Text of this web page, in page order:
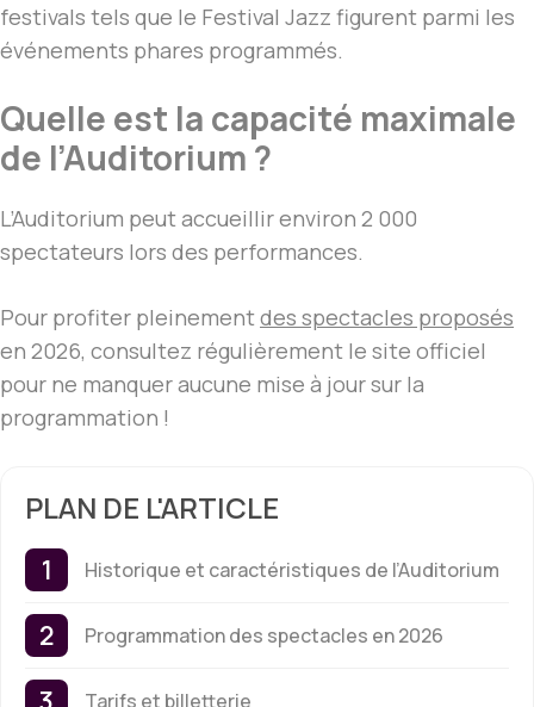
festivals tels que le Festival Jazz figurent parmi les
événements phares programmés.
Quelle est la capacité maximale
de l’Auditorium ?
L’Auditorium peut accueillir environ 2 000
spectateurs lors des performances.
Pour profiter pleinementdes spectacles proposés
en 2026, consultez régulièrement le site officiel
pour ne manquer aucune mise à jour sur la
programmation !
PLAN DE L'ARTICLE
Historique et caractéristiques de l’Auditorium
Programmation des spectacles en 2026
Tarifs et billetterie